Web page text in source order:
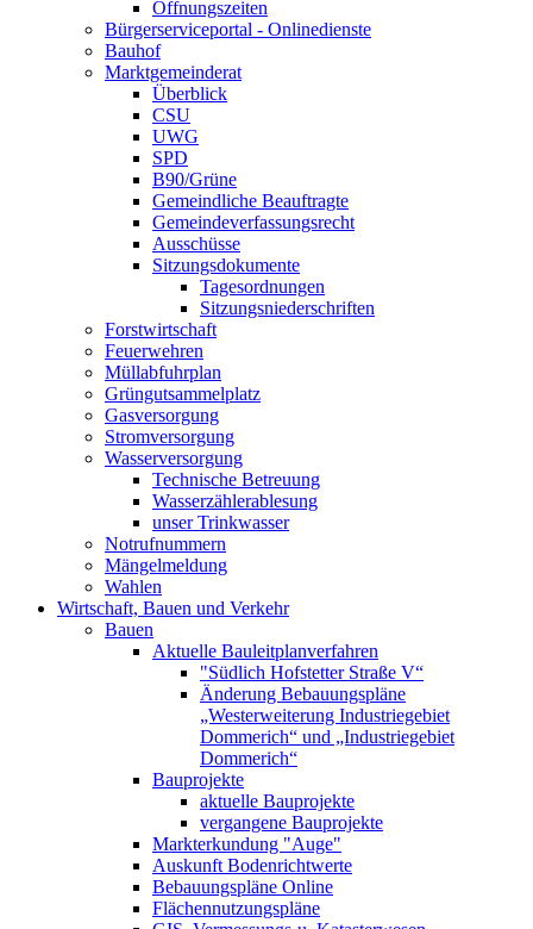
Öffnungszeiten
Bürgerserviceportal - Onlinedienste
Bauhof
Marktgemeinderat
Überblick
CSU
UWG
SPD
B90/Grüne
Gemeindliche Beauftragte
Gemeindeverfassungsrecht
Ausschüsse
Sitzungsdokumente
Tagesordnungen
Sitzungsniederschriften
Forstwirtschaft
Feuerwehren
Müllabfuhrplan
Grüngutsammelplatz
Gasversorgung
Stromversorgung
Wasserversorgung
Technische Betreuung
Wasserzählerablesung
unser Trinkwasser
Notrufnummern
Mängelmeldung
Wahlen
Wirtschaft, Bauen und Verkehr
Bauen
Aktuelle Bauleitplanverfahren
"Südlich Hofstetter Straße V“
Änderung Bebauungspläne
„Westerweiterung Industriegebiet
Dommerich“ und „Industriegebiet
Dommerich“
Bauprojekte
aktuelle Bauprojekte
vergangene Bauprojekte
Markterkundung "Auge"
Auskunft Bodenrichtwerte
Bebauungspläne Online
Flächennutzungspläne